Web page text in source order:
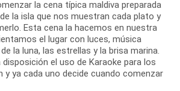
la cena típica maldiva preparada
la isla que nos muestran cada plato y
Esta cena la hacemos en nuestra
el lugar con luces, música
la luna, las estrellas y la brisa marina.
el uso de Karaoke para los
y ya cada uno decide cuando comenzar